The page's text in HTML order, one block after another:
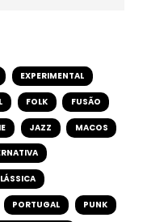
EXPERIMENTAL
FOLK FUSÃO
JAZZ MACOS
PORTUGAL PUNK